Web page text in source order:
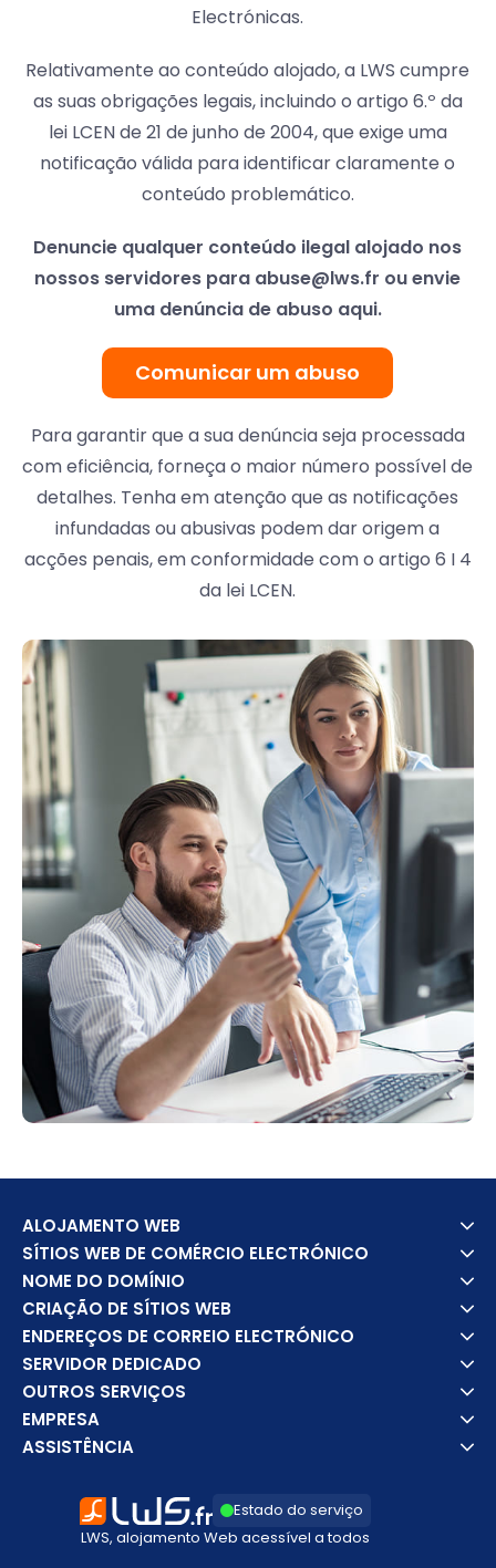
Electrónicas.
Relativamente ao conteúdo alojado, a LWS cumpre
as suas obrigações legais, incluindo o artigo 6.º da
lei LCEN de 21 de junho de 2004, que exige uma
notificação válida para identificar claramente o
conteúdo problemático.
Denuncie qualquer conteúdo ilegal alojado nos
nossos servidores para abuse@lws.fr ou envie
uma denúncia de abuso aqui.
Comunicar um abuso
Para garantir que a sua denúncia seja processada
com eficiência, forneça o maior número possível de
detalhes. Tenha em atenção que as notificações
infundadas ou abusivas podem dar origem a
acções penais, em conformidade com o artigo 6 I 4
da lei LCEN.
ALOJAMENTO WEB
SÍTIOS WEB DE COMÉRCIO ELECTRÓNICO
NOME DO DOMÍNIO
CRIAÇÃO DE SÍTIOS WEB
ENDEREÇOS DE CORREIO ELECTRÓNICO
SERVIDOR DEDICADO
OUTROS SERVIÇOS
EMPRESA
ASSISTÊNCIA
Estado do serviço
LWS, alojamento Web acessível a todos